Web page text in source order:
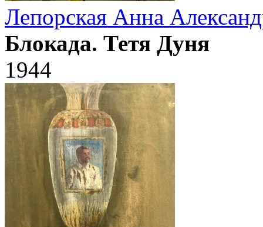
Лепорская Анна
Блокада. Тетя Дуня
1944